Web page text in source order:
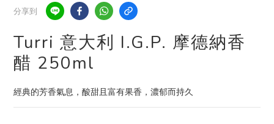
分享到
Turri 意大利 I.G.P. 摩德納香
醋 250ml
經典的芳香氣息，酸甜且富有果香，濃郁而持久